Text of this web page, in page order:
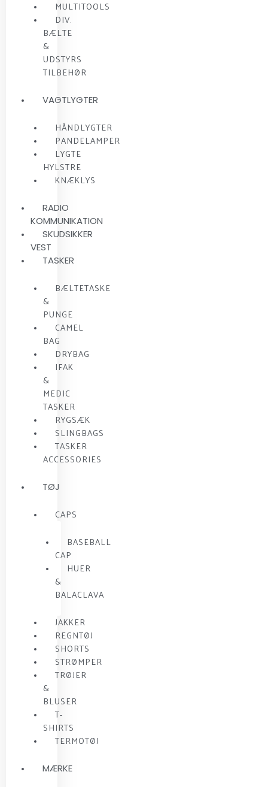
MULTITOOLS
DIV.
BÆLTE
&
UDSTYRS
TILBEHØR
VAGTLYGTER
HÅNDLYGTER
PANDELAMPER
LYGTE
HYLSTRE
KNÆKLYS
RADIO
KOMMUNIKATION
SKUDSIKKER
VEST
TASKER
BÆLTETASKE
&
PUNGE
CAMEL
BAG
DRYBAG
IFAK
&
MEDIC
TASKER
RYGSÆK
SLINGBAGS
TASKER
ACCESSORIES
TØJ
CAPS
BASEBALL
CAP
HUER
&
BALACLAVA
JAKKER
REGNTØJ
SHORTS
STRØMPER
TRØJER
&
BLUSER
T-
SHIRTS
TERMOTØJ
MÆRKE